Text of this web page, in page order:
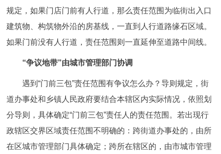
规定，如果门店门前有人行道，那么责任范围为临街出入口
建筑物、构筑物外沿的房基线，一直到人行道路缘石区域。
如果门前没有人行道，责任范围则一直延伸至道路中间线。
“争议地带”由城市管理部门协调
遇到“门前三包”责任范围有争议怎么办？导则规定，街
道办事处和乡镇人民政府要结合本辖区内实际情况，依照划
分导则，具体确定“门前三包”责任人的责任范围。若出现行
政辖区交界区域责任范围不明确的：跨街道办事处的，由所
在区城市管理部门具体确定；跨所在辖区的，由市城市管理